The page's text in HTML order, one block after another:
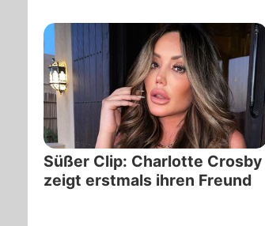
Süßer Clip: Charlotte Crosby
zeigt erstmals ihren Freund